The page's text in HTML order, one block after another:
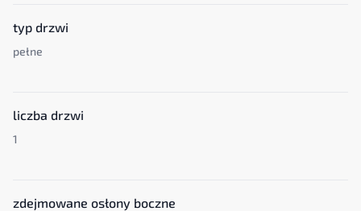
typ drzwi
pełne
liczba drzwi
1
zdejmowane osłony boczne